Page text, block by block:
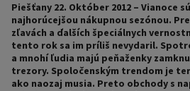
Piešťany 22. Október 2012 – Vianoce
najhorúcejšou nákupnou sezónou.
zľavách a ďalších špeciálnych
tento rok sa im príliš nevydaril.
a mnohí ľudia majú peňaženky
trezory. Spoločenským trendom je
ako naozaj musia. Preto obchody s